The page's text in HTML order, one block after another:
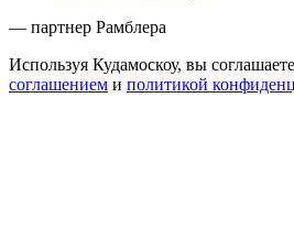
— партнер Рамблера
Используя Кудамоскоу, вы
соглашением и политикой